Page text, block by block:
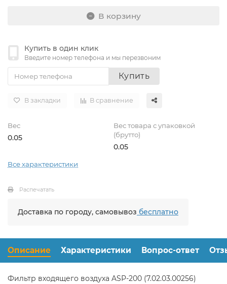
В корзину
Купить в один клик
Введите номер телефона и мы перезвоним
Купить
В закладки В сравнение
Вес
0.05
Вес товара с упаковкой
(брутто)
0.05
Все характеристики
Распечатать
Доставка по городу, самовывоз бесплатно
Описание Характеристики Вопрос-ответ
Фильтр входящего воздуха ASP-200 (7.02.03.00256)